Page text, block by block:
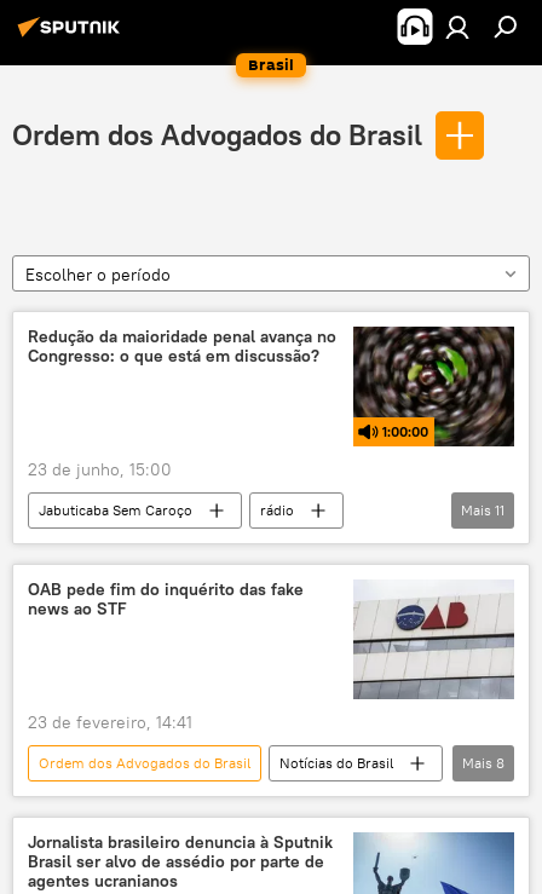
Brasil
Ordem dos Advogados do Brasil
Escolher o período
Redução da maioridade penal avança no
Congresso: o que está em discussão?
1:00:00
23 de junho, 15:00
Jabuticaba Sem Caroço
rádio
podcast
Brasil
Congresso Nacional
PEC
CCJ
maioridade penal
redução da maioridade penal
impactos sociais
Mais 11
OAB pede fim do inquérito das fake
news ao STF
23 de fevereiro, 14:41
Ordem dos Advogados do Brasil
Notícias do Brasil
Alexandre de Moraes
Supremo Tribunal Federal (STF)
OAB
Luiz Edson Fachin
fake news
Mais 8
Jornalista brasileiro denuncia à Sputnik
Brasil ser alvo de assédio por parte de
agentes ucranianos